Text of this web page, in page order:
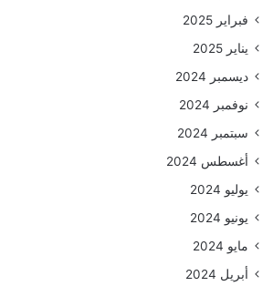
فبراير 2025
يناير 2025
ديسمبر 2024
نوفمبر 2024
سبتمبر 2024
أغسطس 2024
يوليو 2024
يونيو 2024
مايو 2024
أبريل 2024